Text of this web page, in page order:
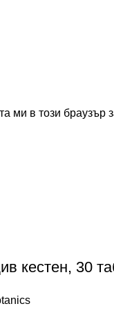
ми в този браузър
кестен, 30